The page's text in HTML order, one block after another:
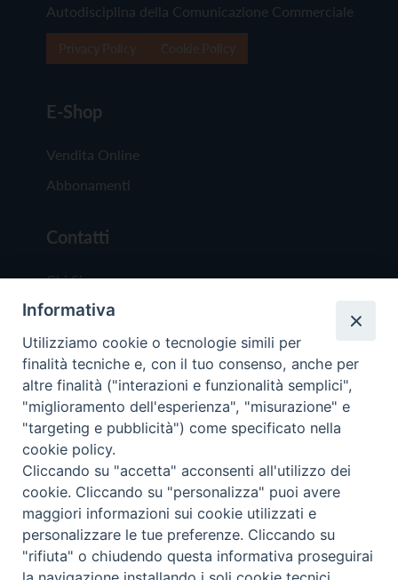
Autodisciplina della Comunicazione Commerciale
E-Shop
Vendita Online
Abbonamenti
Contatti
Chi Siamo
Redazione
Scrivici
Copyright © 2019 - Tutti i diritti riservati - Vita
Trentina Editrice
Privacy Policy
Torna
Informativa
Utilizziamo cookie o tecnologie simili per
finalità tecniche e, con il tuo consenso, anche per
altre finalità ("interazioni e funzionalità semplici",
"miglioramento dell'esperienza", "misurazione" e
"targeting e pubblicità") come specificato nella
cookie policy.
Cliccando su "accetta" acconsenti all'utilizzo dei
cookie. Cliccando su "personalizza" puoi avere
maggiori informazioni sui cookie utilizzati e
personalizzare le tue preferenze. Cliccando su
"rifiuta" o chiudendo questa informativa proseguirai